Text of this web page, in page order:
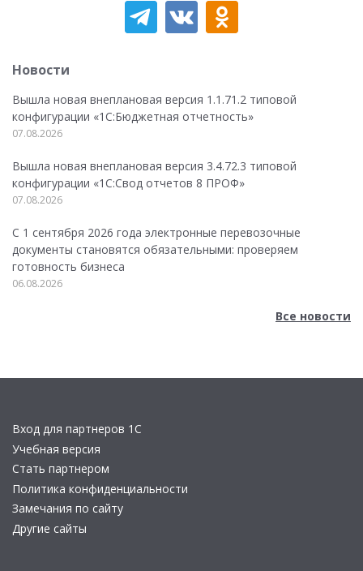
Новости
Вышла новая внеплановая версия 1.1.71.2 типовой
конфигурации «1C:Бюджетная отчетность»
07.08.2026
Вышла новая внеплановая версия 3.4.72.3 типовой
конфигурации «1C:Свод отчетов 8 ПРОФ»
07.08.2026
С 1 сентября 2026 года электронные перевозочные
документы становятся обязательными: проверяем
готовность бизнеса
06.08.2026
Все новости
Вход для партнеров 1С
Учебная версия
Стать партнером
Политика конфиденциальности
Замечания по сайту
Другие сайты